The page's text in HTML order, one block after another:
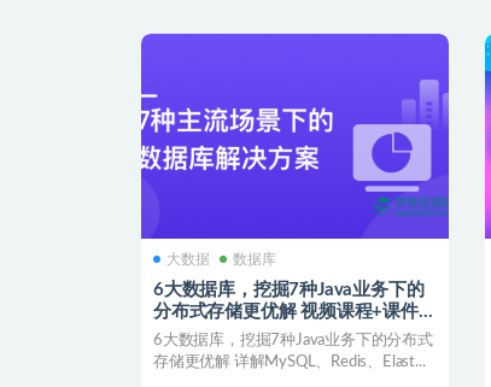
大数据 数据库
6大数据库，挖掘7种Java业务下的
分布式存储更优解 视频课程+课件源
码 网盘下载
6大数据库，挖掘7种Java业务下的分布式
存储更优解 详解MySQL、Redis、Elast...